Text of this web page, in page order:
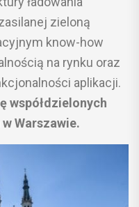
zieloną
know-how
na rynku oraz
aplikacji.
współdzielonych
Warszawie.